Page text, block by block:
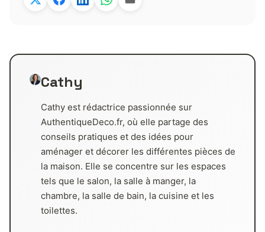
Cathy
Cathy est rédactrice passionnée sur
AuthentiqueDeco.fr, où elle partage des
conseils pratiques et des idées pour
aménager et décorer les différentes pièces de
la maison. Elle se concentre sur les espaces
tels que le salon, la salle à manger, la
chambre, la salle de bain, la cuisine et les
toilettes.